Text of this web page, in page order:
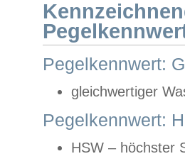
Pegelkennwert:
gleichwertiger
Pegelkennwert:
HSW – höchster